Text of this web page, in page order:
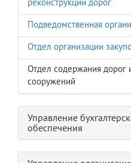
Подведомственная
Отдел организации
Отдел содержания дорог
сооружений
Управление
обеспечения